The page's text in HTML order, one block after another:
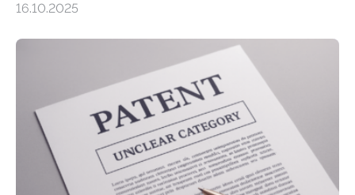
gehören zu den häufigsten gesundheitlichen
Rückenschmerzen denken und welche Erfahrungen sie
damit gemacht haben, kann entscheidend
beeinflussen, wie Schmerzen verlaufen und welche
Therapien wirken. Diese individuellen Überzeugungen
stehen im Mittelpunkt einer aktuellen Studie der
Hochschule Bochum. Im Rahmen des
Promotionsprojekts „BACKCamPAIN“ führt die
Doktorandin Deborah Jost (Hochschule Bochum,
16.10.2025